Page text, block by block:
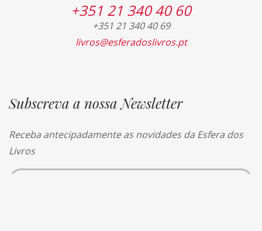
+351 21 340 40 60
+351 21 340 40 69
livros@esferadoslivros.pt
Subscreva a nossa Newsletter
Receba antecipadamente as novidades da Esfera dos
Livros